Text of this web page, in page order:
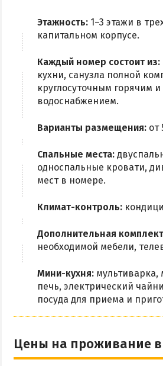
Из Киева
Этажность: 1–3 этажи в
капитальном корпусе.
Каждый номер состоит из:
кухни, санузла полной
круглосуточным горячим
водоснабжением.
Варианты размещения: от
Спальные места:
односпальные кровати,
мест в номере.
Климат-контроль:
Дополнительная
необходимой мебели,
Мини-кухня: мультиварка,
печь, электрический
посуда для приема и
Цены на проживание в